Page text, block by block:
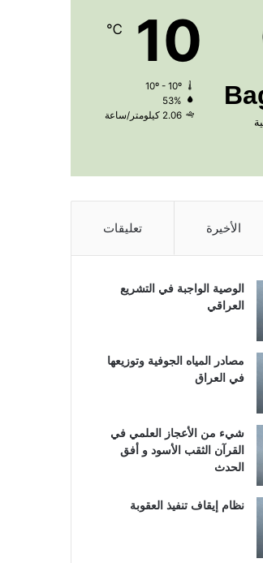
10
℃
10º - 10º
53%
2.06 كيلومتر/ساعة
الأخيرة تعليقات
الوصية الواجبة في التشريع
العراقي
مصادر المياه الجوفية وتوزيعها
في العراق
شيء من الأعجاز العلمي في
القرآن الثقب الأسود و أفق
الحدث
نظام إيقاف تنفيذ العقوبة